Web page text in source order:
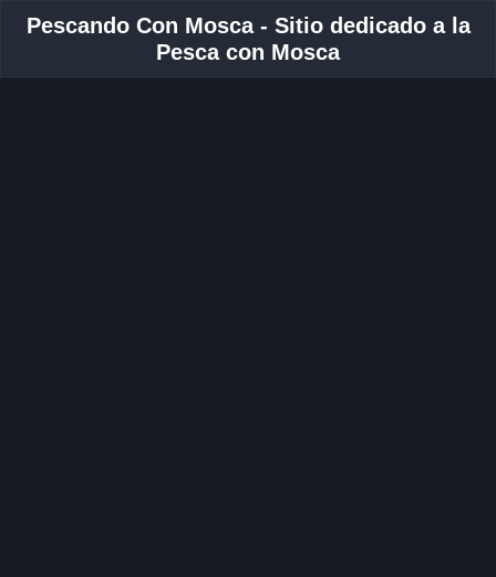
Pescando Con Mosca - Sitio dedicado a la
Pesca con Mosca